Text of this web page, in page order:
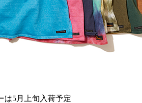
5月上旬入荷予定